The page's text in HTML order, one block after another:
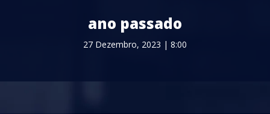
ano passado
27 Dezembro, 2023 | 8:00